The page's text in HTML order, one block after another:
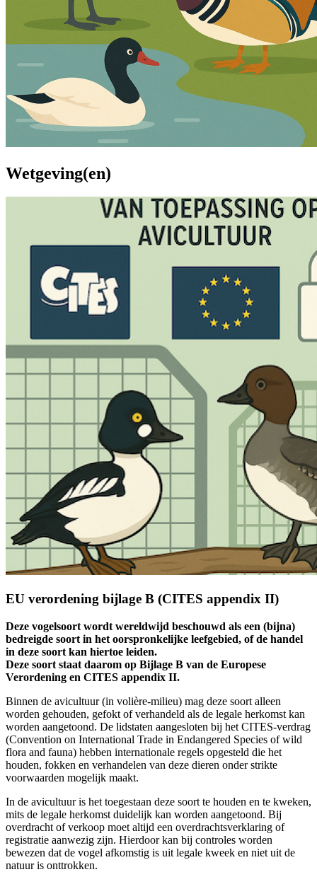
Wetgeving(en)
EU verordening bijlage B (CITES appendix II)
Deze vogelsoort wordt wereldwijd beschouwd als een (bijna)
bedreigde soort in het oorspronkelijke leefgebied, of de handel
in deze soort kan hiertoe leiden.
Deze soort staat daarom op Bijlage B van de Europese
Verordening en CITES appendix II.
Binnen de avicultuur (in volière-milieu) mag deze soort alleen
worden gehouden, gefokt of verhandeld als de legale herkomst kan
worden aangetoond. De lidstaten aangesloten bij het CITES-verdrag
(Convention on International Trade in Endangered Species of wild
flora and fauna) hebben internationale regels opgesteld die het
houden, fokken en verhandelen van deze dieren onder strikte
voorwaarden mogelijk maakt.
In de avicultuur is het toegestaan deze soort te houden en te kweken,
mits de legale herkomst duidelijk kan worden aangetoond. Bij
overdracht of verkoop moet altijd een overdrachtsverklaring of
registratie aanwezig zijn. Hierdoor kan bij controles worden
bewezen dat de vogel afkomstig is uit legale kweek en niet uit de
natuur is onttrokken.